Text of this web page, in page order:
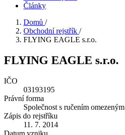
Články
Domů /
Obchodní rejstřík /
FLYING EAGLE s.r.o.
FLYING EAGLE s.r.o.
IČO
03193195
Právní forma
Společnost s ručením omezeným
Zápis do rejstříku
11. 7. 2014
Datum vzniku